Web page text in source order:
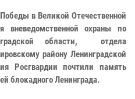
в Великой Отечественной
вневедомственной охраны по
области, отдела
району Ленинградской
Росгвардии почтили память
блокадного Ленинграда.